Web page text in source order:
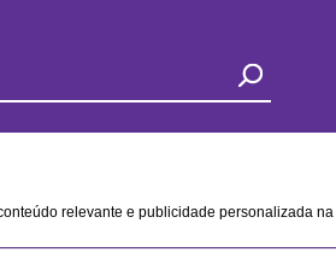
relevante e publicidade personalizada